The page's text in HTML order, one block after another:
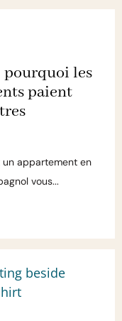
pourquoi les
paient
un appartement en
vous...